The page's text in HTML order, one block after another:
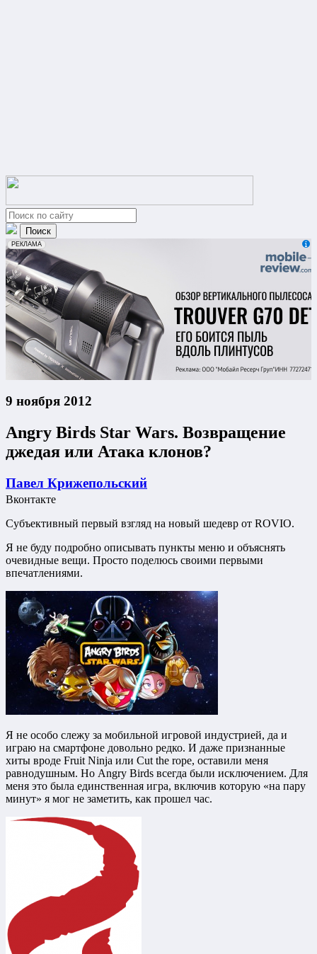
erid: 2VfnxxmNzs5
РЕКЛАМА
9 ноября 2012
Angry Birds Star Wars. Возвращение
джедая или Атака клонов?
Павел Крижепольский
Вконтакте
Субъективный первый взгляд на новый шедевр от ROVIO.
Я не буду подробно описывать пункты меню и объяснять
очевидные вещи. Просто поделюсь своими первыми
впечатлениями.
Я не особо слежу за мобильной игровой индустрией, да и
играю на смартфоне довольно редко. И даже признанные
хиты вроде Fruit Ninja или Cut the rope, оставили меня
равнодушным. Но Angry Birds всегда были исключением. Для
меня это была единственная игра, включив которую «на пару
минут» я мог не заметить, как прошел час.